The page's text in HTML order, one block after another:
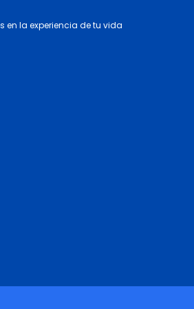
en la experiencia de tu vida